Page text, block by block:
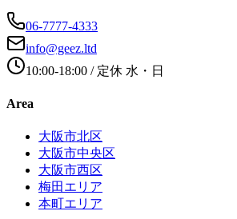
06-7777-4333
info@geez.ltd
10:00-18:00 / 定休 水・日
Area
大阪市北区
大阪市中央区
大阪市西区
梅田エリア
本町エリア